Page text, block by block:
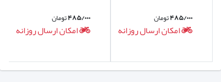
۴۸۵/۰۰۰تومان
امکان ارسال روزانه
۴۸۵/۰۰۰تومان
امکان ارسال روزانه